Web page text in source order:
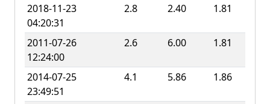
2018-11-23
04:20:31
2.8 2.40 1.81
2011-07-26
12:24:00
2.6 6.00 1.81
2014-07-25
23:49:51
4.1 5.86 1.86